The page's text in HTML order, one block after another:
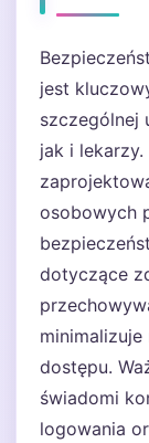
jest
szczególnej
jak i
osobowych
dotyczące
dostępu.
świadomi
logowania